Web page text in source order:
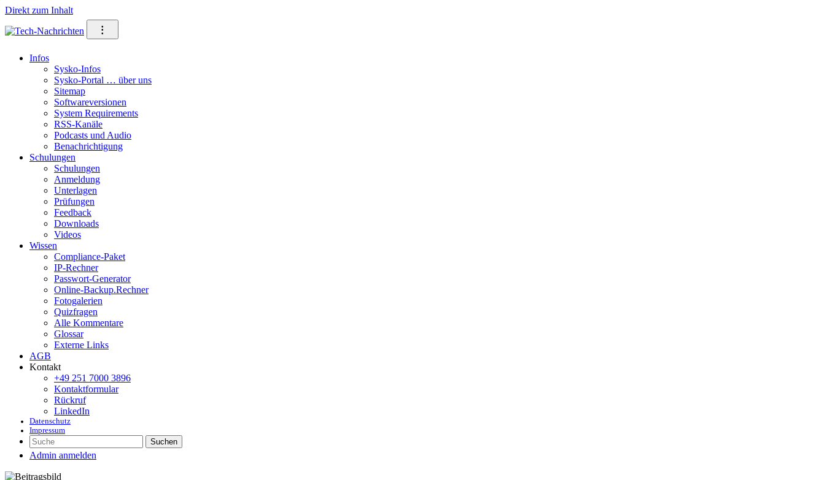
Direkt zum Inhalt
⁝
Infos
Sysko-Infos
Sysko-Portal … über uns
Sitemap
Softwareversionen
System Requirements
RSS-Kanäle
Podcasts und Audio
Benachrichtigung
Schulungen
Schulungen
Anmeldung
Unterlagen
Prüfungen
Feedback
Downloads
Videos
Wissen
Compliance-Paket
IP-Rechner
Passwort-Generator
Online-Backup.Rechner
Fotogalerien
Quizfragen
Alle Kommentare
Glossar
Externe Links
AGB
Kontakt
+49 251 7000 3896
Kontaktformular
Rückruf
LinkedIn
Datenschutz
Impressum
Suchen
Admin anmelden